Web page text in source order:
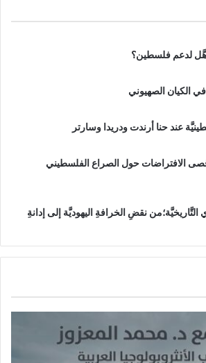
لدعم فلسطين؟
الكيان الصهيوني
عند حنا أرندت ودريدا وسارتر
الافتراضات حول الصراع الفلسطيني
نقضِ الخرافةِ اليهوديَّة إلى إدانةِ